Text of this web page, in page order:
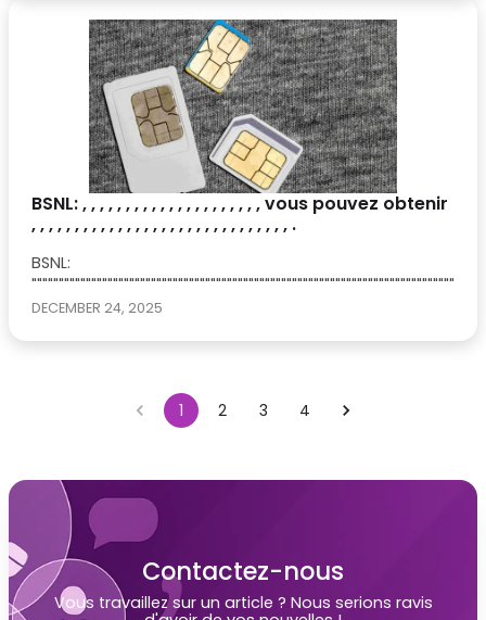
BSNL: , , , , , , , , , , , , , , , , , , , , , vous pouvez obtenir
, , , , , , , , , , , , , , , , , , , , , , , , , , , , , , .
BSNL:
DECEMBER 24, 2025
1 2 3 4
Contactez-nous
Vous travaillez sur un article ? Nous serions ravis